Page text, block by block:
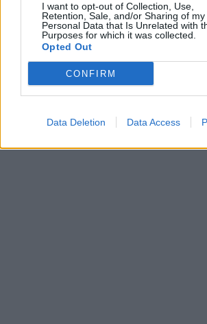
I want to opt-out of Collection, Use,
Retention, Sale, and/or Sharing of my
Personal Data that Is Unrelated with
Purposes for which it was collected.
Opted Out
CONFIRM
Data Deletion Data Access